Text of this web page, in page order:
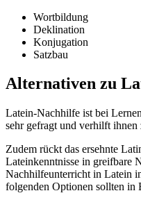
Wortbildung
Deklination
Konjugation
Satzbau
Alternativen zu
Latein-Nachhilfe ist bei
sehr gefragt und verhilft ihnen
Zudem rückt das ersehnte
Lateinkenntnisse in greifbare
Nachhilfeunterricht in Latein
folgenden Optionen sollten in